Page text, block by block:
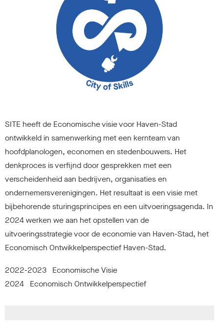
SITE heeft de Economische visie voor Haven-Stad
ontwikkeld in samenwerking met een kernteam van
hoofdplanologen, economen en stedenbouwers. Het
denkproces is verfijnd door gesprekken met een
verscheidenheid aan bedrijven, organisaties en
ondernemersverenigingen. Het resultaat is een visie met
bijbehorende sturingsprincipes en een uitvoeringsagenda. In
2024 werken we aan het opstellen van de
uitvoeringsstrategie voor de economie van Haven-Stad, het
Economisch Ontwikkelperspectief Haven-Stad.
2022-2023 Economische Visie
2024 Economisch Ontwikkelperspectief